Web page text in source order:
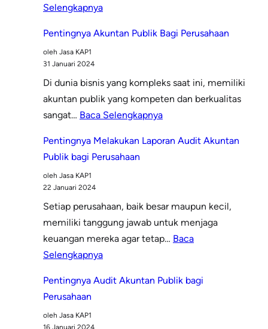
Selengkapnya:
Audit
Pentingnya
Transparansi
dan
Kepatuhan
Pentingnya Akuntan Publik Bagi Perusahaan
oleh Jasa KAP1
31 Januari 2024
Di dunia bisnis yang kompleks saat ini, memiliki
akuntan publik yang kompeten dan berkualitas
sangat… Baca Selengkapnya:
Akuntan
Pentingnya Melakukan Laporan Audit Akuntan
Publik bagi Perusahaan
oleh Jasa KAP1
22 Januari 2024
Setiap perusahaan, baik besar maupun kecil,
memiliki tanggung jawab untuk menjaga
keuangan mereka agar tetap… Baca
Selengkapnya:
Melakukan
Pentingnya Audit Akuntan Publik bagi
Perusahaan
oleh Jasa KAP1